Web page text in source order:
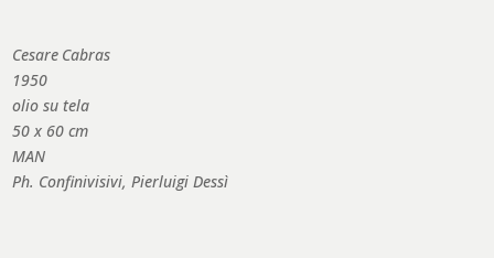
Cesare Cabras
1950
olio su tela
50 x 60 cm
MAN
Ph. Confinivisivi, Pierluigi Dessì